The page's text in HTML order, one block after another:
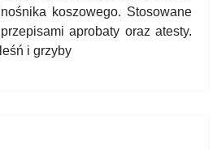
koszowego. Stosowane
aprobaty oraz atesty.
i grzyby